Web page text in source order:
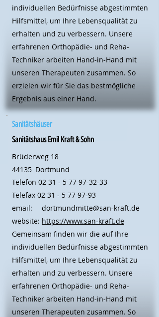
individuellen Bedürfnisse abgestimmten
Hilfsmittel, um Ihre Lebensqualität zu
erhalten und zu verbessern. Unsere
erfahrenen Orthopädie- und Reha-
Techniker arbeiten Hand-in-Hand mit
unseren Therapeuten zusammen. So
erzielen wir für Sie das bestmögliche
Ergebnis aus einer Hand.
Sanitätshäuser
Sanitätshaus Emil Kraft & Sohn
Brüderweg 18
44135 Dortmund
Telefon 02 31 - 5 77 97-32-33
Telefax 02 31 - 5 77 97-93
email:
website:
dortmundmitte@san-kraft.de
https://www.san-kraft.de
Gemeinsam finden wir die auf Ihre
individuellen Bedürfnisse abgestimmten
Hilfsmittel, um Ihre Lebensqualität zu
erhalten und zu verbessern. Unsere
erfahrenen Orthopädie- und Reha-
Techniker arbeiten Hand-in-Hand mit
unseren Therapeuten zusammen. So